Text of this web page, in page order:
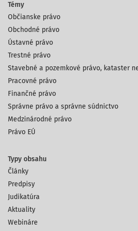
Témy
Občianske právo
Obchodné právo
Ústavné právo
Trestné právo
Stavebné a pozemkové právo, kataster
Pracovné právo
Finančné právo
Správne právo a správne súdnictvo
Medzinárodné právo
Právo EÚ
Typy obsahu
Články
Predpisy
Judikatúra
Aktuality
Webináre